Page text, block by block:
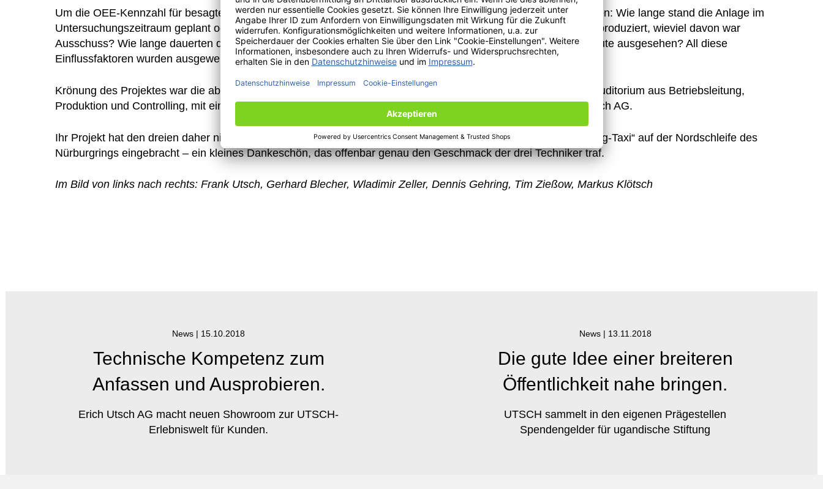
Um die OEE-Kennzahl für besagte Stanzlinie zu ermitteln, musste systematisch der Ist-Zustand analysiert werden: Wie lange stand die Anlage im
Untersuchungszeitraum geplant oder ungeplant still? Welche Menge wurde während der tatsächlichen Laufzeit produziert, wieviel davon war
Ausschuss? Wie lange dauerten die Schichten, und wie hätte theoretisch die ideale Laufrate in Stücken pro Minute ausgesehen? All diese
Einflussfaktoren wurden ausgewertet und flossen in die Gesamtbetrachtung ein.
Krönung des Projektes war die abschließende Präsentation des Ergebnisses vor einem kompetenten UTSCH-Auditorium aus Betriebsleitung,
Produktion und Controlling, mit einhellig positivem Feedback und vor allem auch realen Nutzen für die Erich Utsch AG.
Ihr Projekt hat den dreien daher nicht nur Anerkennung, sondern auch einen Gutschein für ein sogenanntes „Ring-Taxi“ auf der Nordschleife des
Nürburgrings eingebracht – ein kleines Dankeschön, das offenbar genau den Geschmack der drei Techniker traf.
Im Bild von links nach rechts: Frank Utsch, Gerhard Blecher, Wladimir Zeller, Dennis Gehring, Tim Zießow, Markus Klötsch
News | 15.10.2018
Technische Kompetenz zum
Anfassen und Ausprobieren.
Erich Utsch AG macht neuen Showroom zur UTSCH-
Erlebniswelt für Kunden.
News | 13.11.2018
Die gute Idee einer breiteren
Öffentlichkeit nahe bringen.
UTSCH sammelt in den eigenen Prägestellen
Spendengelder für ugandische Stiftung